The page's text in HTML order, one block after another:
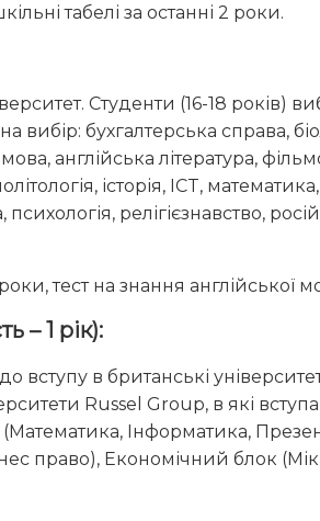
табелі за останні 2 роки.
Студенти (16-18 років)
бухгалтерська справа,
англійська література,
історія, ICT,
релігієзнавство,
тест на знання англійської
– 1 рік):
вступу в британські
Russel Group, в які
Інформатика,
право), Економічний блок